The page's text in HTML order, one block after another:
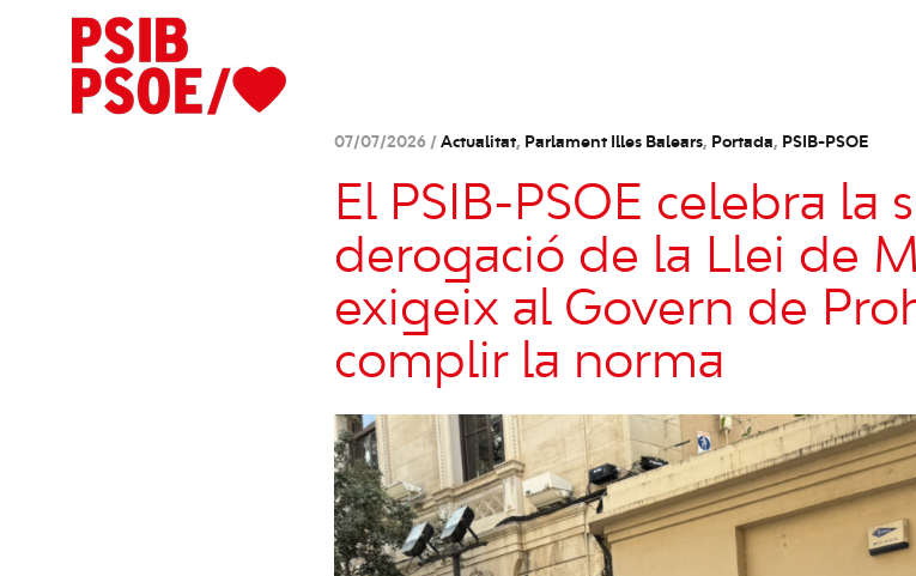
07/07/2026 / Actualitat, Parlament Illes Balears, Portada, PSIB-PSOE
El PSIB-PSOE celebra la
derogació de la Llei de
exigeix al Govern de
complir la norma